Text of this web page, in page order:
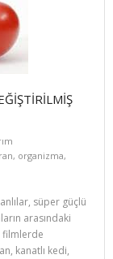
, organizma,
süper güçlü
arasındaki
filmlerde
kanatlı kedi,